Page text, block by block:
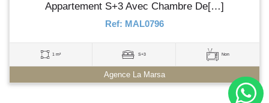
Appartement S+3 Avec Chambre De[…]
Ref: MAL0796
1 m² S+3 Non
Agence La Marsa